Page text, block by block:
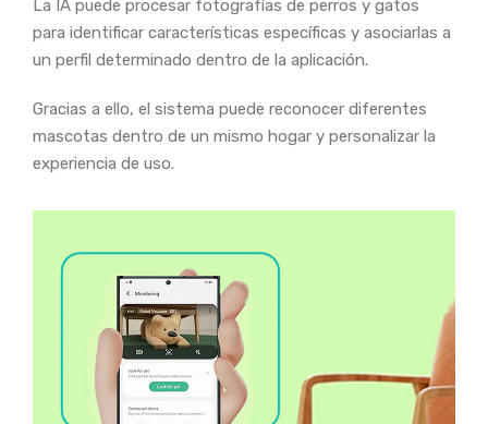
La IA puede procesar fotografías de perros y gatos
para identificar características específicas y asociarlas a
un perfil determinado dentro de la aplicación.
Gracias a ello, el sistema puede reconocer diferentes
mascotas dentro de un mismo hogar y personalizar la
experiencia de uso.